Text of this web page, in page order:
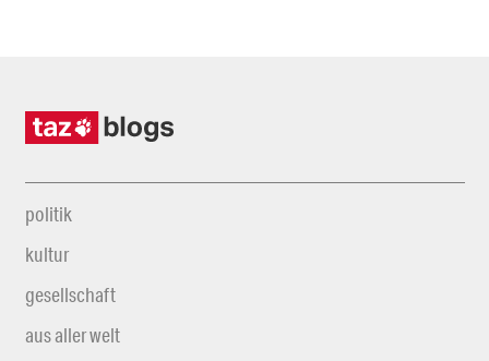
politik
kultur
gesellschaft
aus aller welt